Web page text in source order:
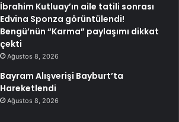
İbrahim Kutluay’ın aile tatili sonrası
Edvina Sponza görüntülendi!
Bengü’nün “Karma” paylaşımı dikkat
çekti
Ağustos 8, 2026
Bayram Alışverişi Bayburt’ta
Hareketlendi
Ağustos 8, 2026